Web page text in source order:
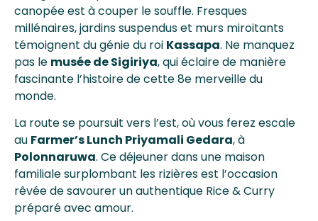
canopée est à couper le souffle. Fresques
millénaires, jardins suspendus et murs miroitants
témoignent du génie du roi Kassapa. Ne manquez
pas le musée de Sigiriya, qui éclaire de manière
fascinante l’histoire de cette 8e merveille du
monde.
La route se poursuit vers l’est, où vous ferez escale
au Farmer’s Lunch Priyamali Gedara, à
Polonnaruwa. Ce déjeuner dans une maison
familiale surplombant les rizières est l’occasion
rêvée de savourer un authentique Rice & Curry
préparé avec amour.